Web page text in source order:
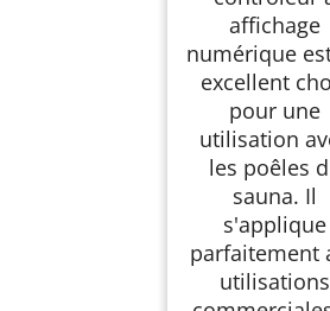
affichage
numérique
excellent
pour une
utilisation
les poêles
sauna. Il
s'applique
parfaitement
utilisations